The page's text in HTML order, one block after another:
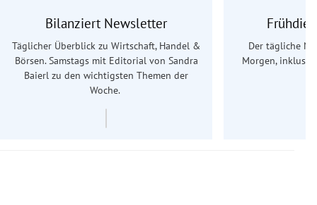
Bilanziert Newsletter
Täglicher Überblick zu Wirtschaft, Handel &
Börsen. Samstags mit Editorial von Sandra
Baierl zu den wichtigsten Themen der
Woche.
Der tägliche
Morgen,